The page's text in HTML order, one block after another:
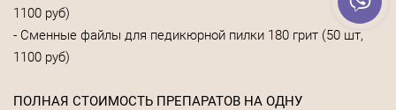
1100 руб)
- Сменные файлы для педикюрной пилки 180 грит (50 шт,
1100 руб)
ПОЛНАЯ СТОИМОСТЬ ПРЕПАРАТОВ НА ОДНУ